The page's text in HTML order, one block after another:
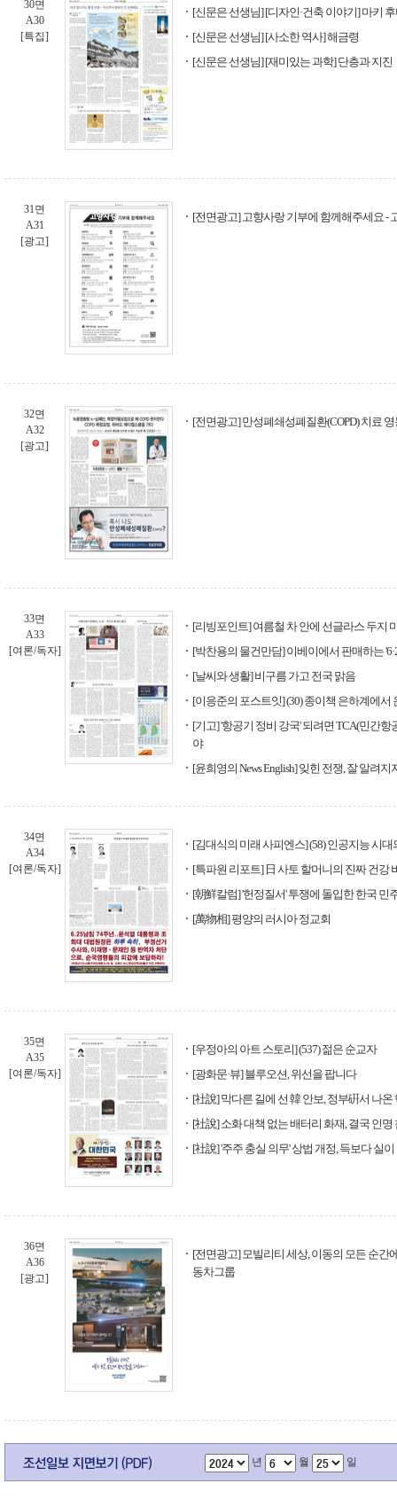
30면
A30
[특집]
[신문은 선생님] [디자인·건축 이야기] 마키
[신문은 선생님] [사소한 역사] 해금령
[신문은 선생님] [재미있는 과학] 단층과 지진
31면
A31
[광고]
[전면광고] 고향사랑 기부에 함께해주세요 -
32면
A32
[광고]
[전면광고] 만성폐쇄성폐질환(COPD) 치료
33면
A33
[여론/독자]
[리빙포인트] 여름철 차 안에 선글라스 두지
[박찬용의 물건만담] 이베이에서 판매하는
[날씨와 생활] 비구름 가고 전국 맑음
[이응준의 포스트잇] (30) 종이책 은하계에서
[기고] '항공기 정비 강국' 되려면 TCA(민간항
야
[윤희영의 News English] 잊힌 전쟁, 잘 알려지
34면
A34
[여론/독자]
[김대식의 미래 사피엔스] (58) 인공지능 시대
[특파원 리포트] 日 사토 할머니의 진짜 건강
[朝鮮칼럼] '헌정질서' 투쟁에 돌입한 한국 민
[萬物相] 평양의 러시아 정교회
35면
A35
[여론/독자]
[우정아의 아트 스토리] (537) 젊은 순교자
[광화문·뷰] 블루오션, 위선을 팝니다
[社說] 막다른 길에 선 韓 안보, 정부硏서 나온
[社說] 소화 대책 없는 배터리 화재, 결국 인명
[社說] '주주 충실 의무' 상법 개정, 득보다 실
36면
A36
[광고]
[전면광고] 모빌리티 세상, 이동의 모든 순간
동차그룹
년 월 일